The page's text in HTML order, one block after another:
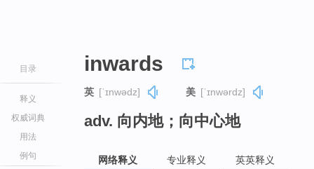
目录
释义
权威词典
用法
例句
inwards
英 [ˈɪnwədz] 美 [ˈɪnwərdz]
adv. 向内地；向中心地
网络释义 专业释义 英英释义